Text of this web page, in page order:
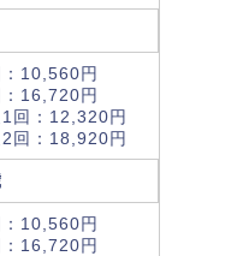
10,560円
16,720円
回：12,320円
回：18,920円
10,560円
16,720円